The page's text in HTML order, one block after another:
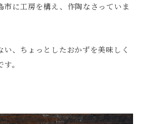
市に工房を構え、作陶なさっていま
、ちょっとしたおかずを美味しく
。